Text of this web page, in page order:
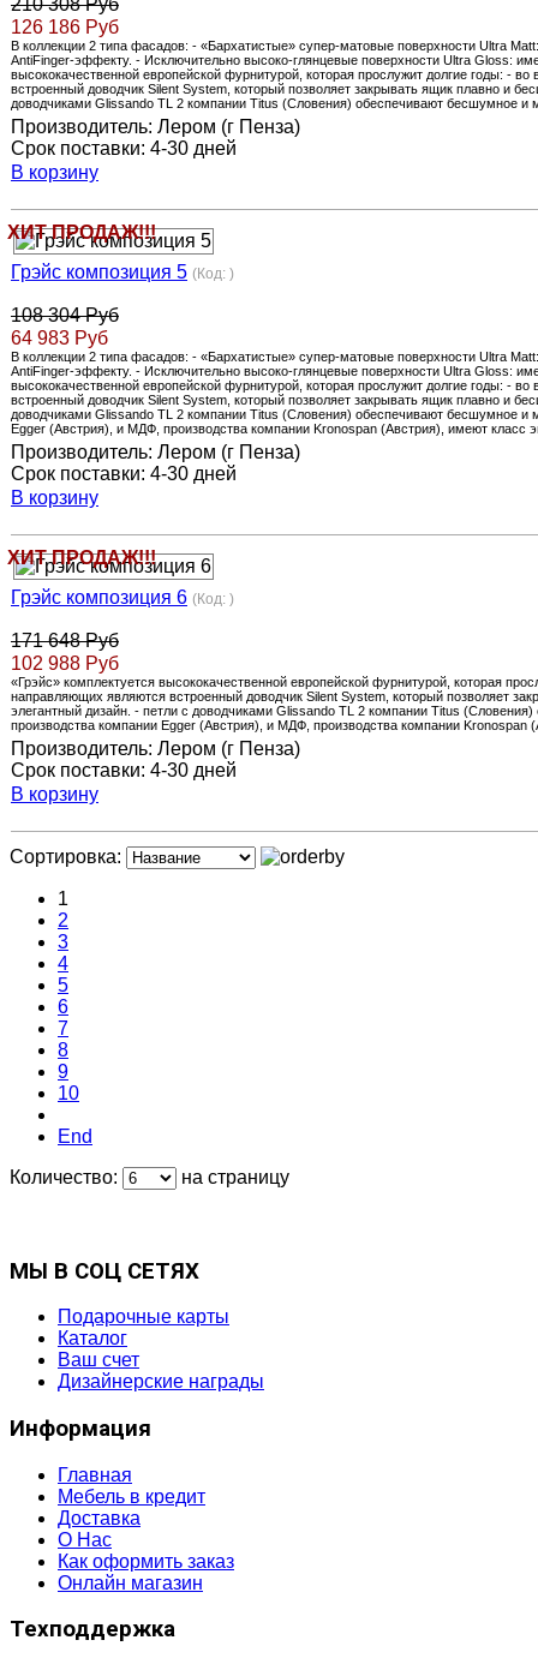
126 186 Руб
В коллекции 2 типа фасадов: - «Бархатистые» супер-матовые поверхности Ultra
AntiFinger-эффекту. - Исключительно высоко-глянцевые поверхности Ultra Gloss:
высококачественной европейской фурнитурой, которая прослужит долгие годы:
встроенный доводчик Silent System, который позволяет закрывать ящик плавно и
доводчиками Glissando TL 2 компании Titus (Словения) обеспечивают бесшумное и
Производитель: Лером (г Пенза)
Срок поставки: 4-30 дней
В корзину
ХИТ ПРОДАЖ!!!
Грэйс композиция 5 (Код: )
108 304 Руб
64 983 Руб
В коллекции 2 типа фасадов: - «Бархатистые» супер-матовые поверхности Ultra
AntiFinger-эффекту. - Исключительно высоко-глянцевые поверхности Ultra Gloss:
высококачественной европейской фурнитурой, которая прослужит долгие годы:
встроенный доводчик Silent System, который позволяет закрывать ящик плавно и
доводчиками Glissando TL 2 компании Titus (Словения) обеспечивают бесшумное и
Egger (Австрия), и МДФ, производства компании Kronospan (Австрия), имеют класс
Производитель: Лером (г Пенза)
Срок поставки: 4-30 дней
В корзину
ХИТ ПРОДАЖ!!!
Грэйс композиция 6 (Код: )
171 648 Руб
102 988 Руб
«Грэйс» комплектуется высококачественной европейской фурнитурой, которая
направляющих являются встроенный доводчик Silent System, который позволяет
элегантный дизайн. - петли с доводчиками Glissando TL 2 компании Titus
производства компании Egger (Австрия), и МДФ, производства компании Kronospan
Производитель: Лером (г Пенза)
Срок поставки: 4-30 дней
В корзину
Сортировка:
1
2
3
4
5
6
7
8
9
10
End
Количество:
на страницу
МЫ В СОЦ СЕТЯХ
Подарочные карты
Каталог
Ваш счет
Дизайнерские награды
Информация
Главная
Мебель в кредит
Доставка
О Нас
Как оформить заказ
Онлайн магазин
Техподдержка